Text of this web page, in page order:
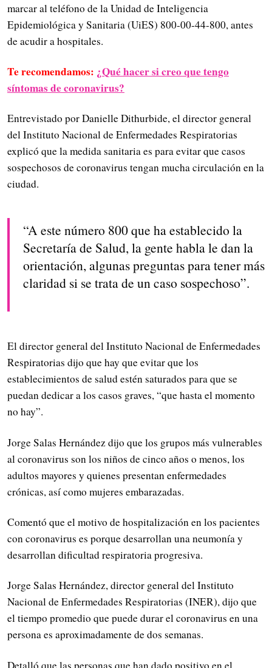
marcar al teléfono de la Unidad de Inteligencia
Epidemiológica y Sanitaria (UiES) 800-00-44-800, antes
de acudir a hospitales.
Te recomendamos: ¿Qué hacer si creo que tengo
síntomas de coronavirus?
Entrevistado por Danielle Dithurbide, el director general
del Instituto Nacional de Enfermedades Respiratorias
explicó que la medida sanitaria es para evitar que casos
sospechosos de coronavirus tengan mucha circulación en la
ciudad.
“A este número 800 que ha establecido la
Secretaría de Salud, la gente habla le dan la
orientación, algunas preguntas para tener más
claridad si se trata de un caso sospechoso”.
El director general del Instituto Nacional de Enfermedades
Respiratorias dijo que hay que evitar que los
establecimientos de salud estén saturados para que se
puedan dedicar a los casos graves, “que hasta el momento
no hay”.
Jorge Salas Hernández dijo que los grupos más vulnerables
al coronavirus son los niños de cinco años o menos, los
adultos mayores y quienes presentan enfermedades
crónicas, así como mujeres embarazadas.
Comentó que el motivo de hospitalización en los pacientes
con coronavirus es porque desarrollan una neumonía y
desarrollan dificultad respiratoria progresiva.
Jorge Salas Hernández, director general del Instituto
Nacional de Enfermedades Respiratorias (INER), dijo que
el tiempo promedio que puede durar el coronavirus en una
persona es aproximadamente de dos semanas.
Detalló que las personas que han dado positivo en el